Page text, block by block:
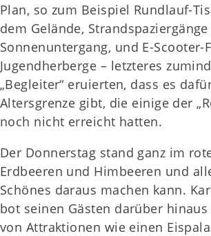
Plan, so zum Beispiel Rundlauf-
dem Gelände,
Sonnenuntergang, und E-Scooter-
Jugendherberge – letzteres
„Begleiter“ eruierten, dass es
Altersgrenze gibt, die einige der
noch nicht erreicht hatten.
Der Donnerstag stand ganz im
Erdbeeren und Himbeeren und
Schönes daraus machen kann.
bot seinen Gästen darüber
von Attraktionen wie einen